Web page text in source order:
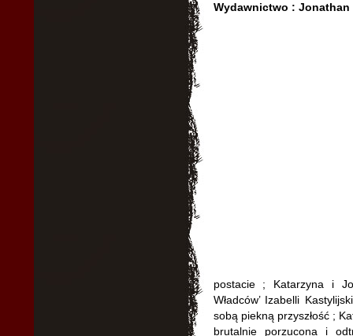
Wydawnictwo : Jonathan
postacie ; Katarzyna i
Władców’ Izabelli
sobą piekną przyszłość ;
brutalnie porzucona i